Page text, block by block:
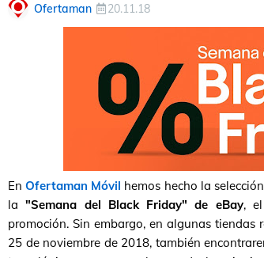
Ofertaman 20.11.18
EnOfertaman Móvil hemos hecho la
la"Semana del Black Friday" de eBay,
promoción. Sin embargo, en algunas tiendas
25 de noviembre de 2018, también